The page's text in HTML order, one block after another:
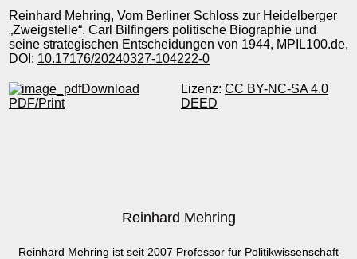
Reinhard Mehring, Vom Berliner Schloss zur Heidelberger
„Zweigstelle“. Carl Bilfingers politische Biographie und
seine strategischen Entscheidungen von 1944, MPIL100.de,
DOI: 10.17176/20240327-104222-0
Download
PDF/Print
Lizenz: CC BY-NC-SA 4.0
DEED
Reinhard Mehring
Reinhard Mehring ist seit 2007 Professor für Politikwissenschaft